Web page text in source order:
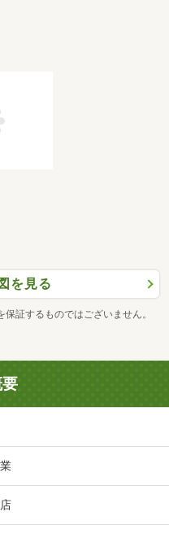
を見る
証するものではございません。